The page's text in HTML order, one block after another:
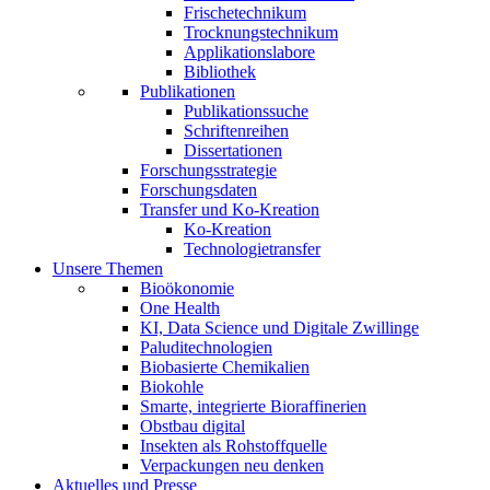
Frischetechnikum
Trocknungstechnikum
Applikationslabore
Bibliothek
Publikationen
Publikationssuche
Schriftenreihen
Dissertationen
Forschungsstrategie
Forschungsdaten
Transfer und Ko-Kreation
Ko-Kreation
Technologietransfer
Unsere Themen
Bioökonomie
One Health
KI, Data Science und Digitale Zwillinge
Paluditechnologien
Biobasierte Chemikalien
Biokohle
Smarte, integrierte Bioraffinerien
Obstbau digital
Insekten als Rohstoffquelle
Verpackungen neu denken
Aktuelles und Presse